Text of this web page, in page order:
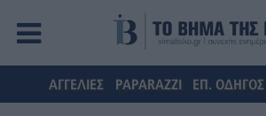
ΑΓΓΕΛΙΕΣ PAPARAZZI ΕΠ. ΟΔΗΓΟΣ